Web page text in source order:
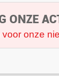
ONZE
onze